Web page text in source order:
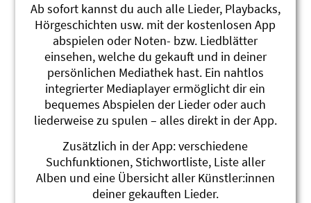
Ab sofort kannst du auch alle Lieder, Playbacks,
Hörgeschichten usw. mit der kostenlosen App
abspielen oder Noten- bzw. Liedblätter
einsehen, welche du gekauft und in deiner
persönlichen Mediathek hast. Ein nahtlos
integrierter Mediaplayer ermöglicht dir ein
bequemes Abspielen der Lieder oder auch
liederweise zu spulen – alles direkt in der App.
Zusätzlich in der App: verschiedene
Suchfunktionen, Stichwortliste, Liste aller
Alben und eine Übersicht aller Künstler:innen
deiner gekauften Lieder.